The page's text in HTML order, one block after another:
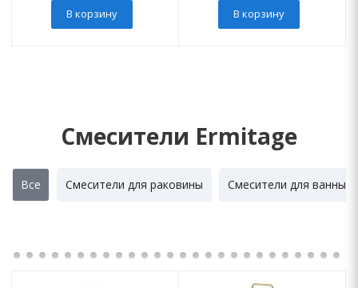
В корзину В корзину
Смесители Ermitage
Все Смесители для раковины Смесители для ванны